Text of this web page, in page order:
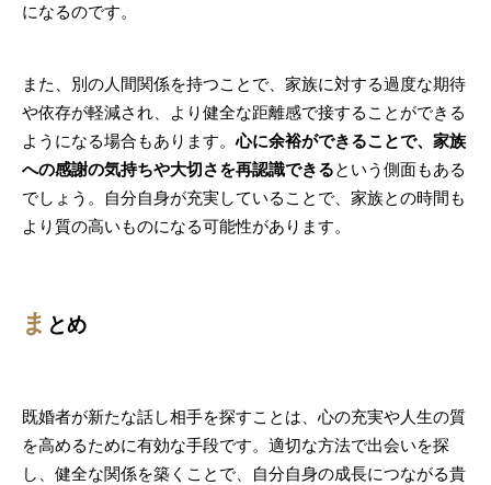
になるのです。
また、別の人間関係を持つことで、家族に対する過度な期待
や依存が軽減され、より健全な距離感で接することができる
ようになる場合もあります。心に余裕ができることで、家族
への感謝の気持ちや大切さを再認識できるという側面もある
でしょう。自分自身が充実していることで、家族との時間も
より質の高いものになる可能性があります。
ま とめ
既婚者が新たな話し相手を探すことは、心の充実や人生の質
を高めるために有効な手段です。適切な方法で出会いを探
し、健全な関係を築くことで、自分自身の成長につながる貴